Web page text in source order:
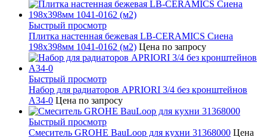
Быстрый просмотр
Плитка настенная бежевая LB-CERAMICS Сиена
198x398мм 1041-0162 (м2) Цена по запросу
Быстрый просмотр
Набор для радиаторов APRIORI 3/4 без кронштейнов
A34-0 Цена по запросу
Быстрый просмотр
Смеситель GROHE BauLoop для кухни 31368000 Цена